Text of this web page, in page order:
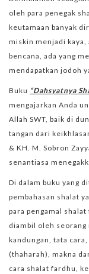
oleh para penegak
keutamaan banyak
miskin menjadi kaya,
bencana, ada yang
mendapatkan jodoh
Buku “Dahsyatnya
mengajarkan Anda
Allah SWT, baik di
tangan dari
& KH. M. Sobron
senantiasa
Di dalam buku yang
pembahasan shalat
para pengamal
diambil oleh
kandungan, tata
(thaharah), makna
cara shalat fardhu,